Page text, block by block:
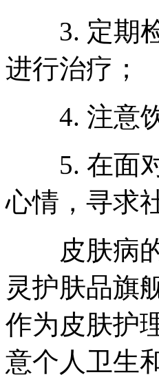
3. 定期检
进行治疗；
4. 注意饮
5. 在面对
心情，寻求
皮肤病的
灵护肤品旗
作为皮肤护
意个人卫生